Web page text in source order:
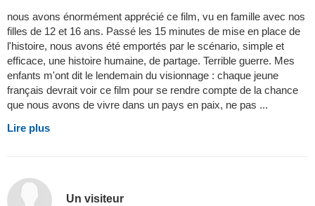
nous avons énormément apprécié ce film, vu en famille avec nos
filles de 12 et 16 ans. Passé les 15 minutes de mise en place de
l'histoire, nous avons été emportés par le scénario, simple et
efficace, une histoire humaine, de partage. Terrible guerre. Mes
enfants m'ont dit le lendemain du visionnage : chaque jeune
français devrait voir ce film pour se rendre compte de la chance
que nous avons de vivre dans un pays en paix, ne pas ...
Lire plus
Un visiteur